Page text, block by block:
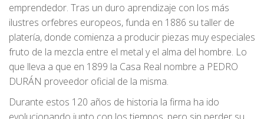
emprendedor. Tras un duro aprendizaje con los más
ilustres orfebres europeos, funda en 1886 su taller de
platería, donde comienza a producir piezas muy especiales
fruto de la mezcla entre el metal y el alma del hombre. Lo
que lleva a que en 1899 la Casa Real nombre a PEDRO
DURÁN proveedor oficial de la misma.
Durante estos 120 años de historia la firma ha ido